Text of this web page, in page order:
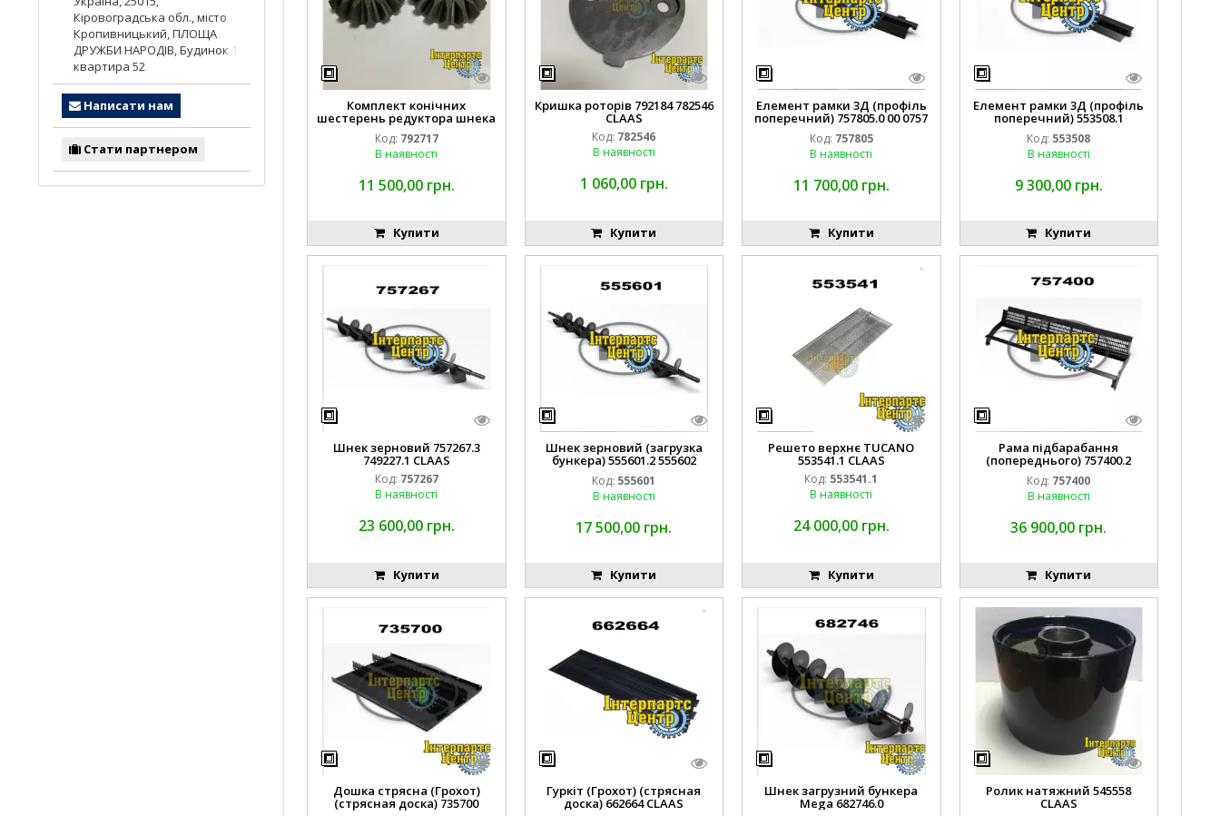
Комплект конічних
шестерень редуктора шнека
вивантаження зерна 792717
CLAAS
Код: 792717
В наявності
11 500,00 грн.
Купити
Кришка роторів 792184 782546
CLAAS
Код: 782546
В наявності
1 060,00 грн.
Купити
Елемент рамки 3Д (профіль
поперечний) 757805.0 00 0757
805 0 CLAAS
Код: 757805
В наявності
11 700,00 грн.
Купити
Елемент рамки 3Д (профіль
поперечний) 553508.1
0005535081 CLAAS
Код: 553508
В наявності
9 300,00 грн.
Купити
Шнек зерновий 757267.3
749227.1 CLAAS
Код: 757267
В наявності
23 600,00 грн.
Купити
Шнек зерновий (загрузка
бункера) 555601.2 555602
CLAAS
Код: 555601
В наявності
17 500,00 грн.
Купити
Решето верхнє TUCANO
553541.1 CLAAS
Код: 553541.1
В наявності
24 000,00 грн.
Купити
Рама підбарабання
(попереднього) 757400.2
CLAAS
Код: 757400
В наявності
36 900,00 грн.
Купити
Дошка стрясна (Грохот)
(стрясная доска) 735700
Гуркіт (Грохот) (стрясная
доска) 662664 CLAAS
Шнек загрузний бункера
Mega 682746.0
Ролик натяжний 545558
CLAAS
Кіровоградська обл., місто
Кропивницький, ПЛОЩА
ДРУЖБИ НАРОДІВ, Будинок 1,
квартира 52
Написати нам
Стати партнером